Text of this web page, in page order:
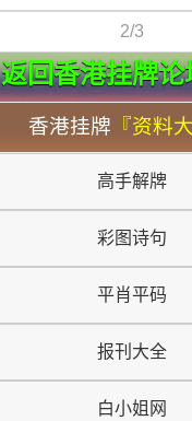
2/3
返回香港挂牌论
香港挂牌 『资料
高手解牌
彩图诗句
平肖平码
报刊大全
白小姐网